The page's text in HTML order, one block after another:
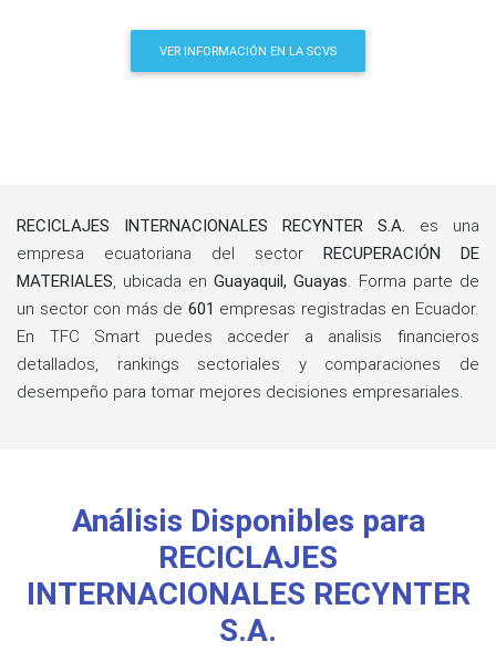
VER INFORMACIÓN EN LA SCVS
RECICLAJES INTERNACIONALES RECYNTER S.A. es una
empresa ecuatoriana del sector RECUPERACIÓN DE
MATERIALES, ubicada en Guayaquil, Guayas. Forma parte de
un sector con más de 601 empresas registradas en Ecuador.
En TFC Smart puedes acceder a analisis financieros
detallados, rankings sectoriales y comparaciones de
desempeño para tomar mejores decisiones empresariales.
Análisis Disponibles para
RECICLAJES
INTERNACIONALES RECYNTER
S.A.